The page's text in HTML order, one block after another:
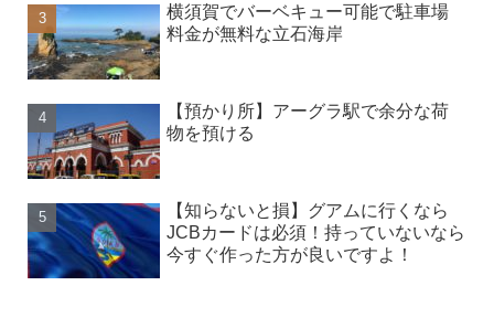
横須賀でバーベキュー可能で駐車場
料金が無料な立石海岸
【預かり所】アーグラ駅で余分な荷
物を預ける
【知らないと損】グアムに行くなら
JCBカードは必須！持っていないなら
今すぐ作った方が良いですよ！